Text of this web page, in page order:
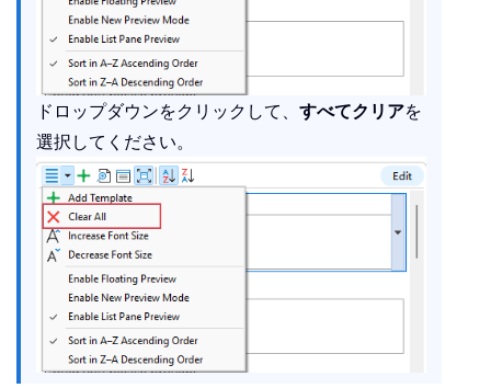
ドロップダウンをクリックして、 すべてクリアを
選択してください。